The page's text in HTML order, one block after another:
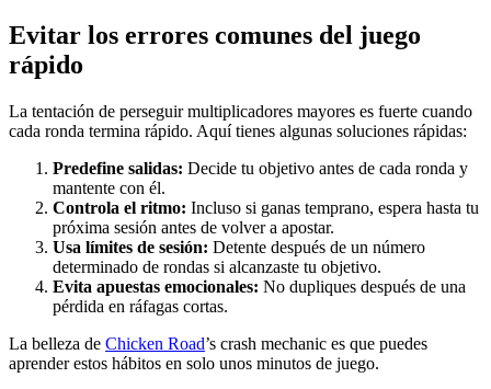
Evitar los errores comunes del juego
rápido
La tentación de perseguir multiplicadores mayores es fuerte cuando
cada ronda termina rápido. Aquí tienes algunas soluciones rápidas:
Predefine salidas: Decide tu objetivo antes de cada ronda y
mantente con él.
Controla el ritmo: Incluso si ganas temprano, espera hasta tu
próxima sesión antes de volver a apostar.
Usa límites de sesión: Detente después de un número
determinado de rondas si alcanzaste tu objetivo.
Evita apuestas emocionales: No dupliques después de una
pérdida en ráfagas cortas.
La belleza de Chicken Road’s crash mechanic es que puedes
aprender estos hábitos en solo unos minutos de juego.